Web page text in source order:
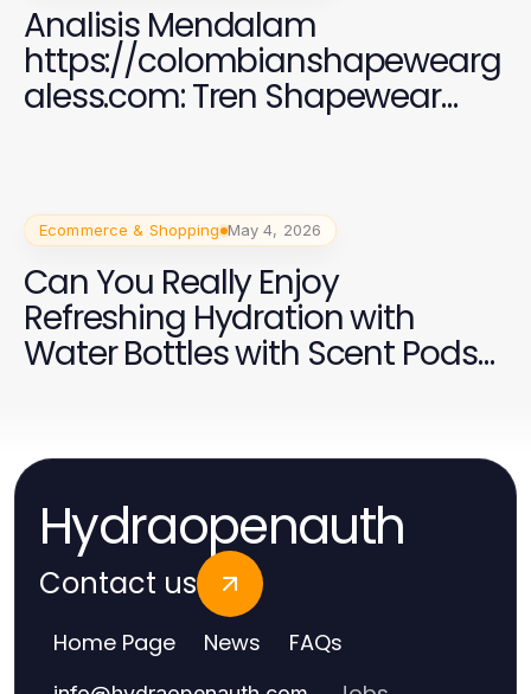
Analisis Mendalam
https://colombianshapewearg
aless.com: Tren Shapewear
Ecommerce & Shopping May 4, 2026
Can You Really Enjoy
Refreshing Hydration with
Water Bottles with Scent Pods
Hydraopenauth
Contact us
Home Page News FAQs